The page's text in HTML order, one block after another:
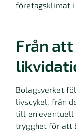
företagsklimat i
Från
Bolagsverket
livscykel, från
till en eventuell
trygghet för att